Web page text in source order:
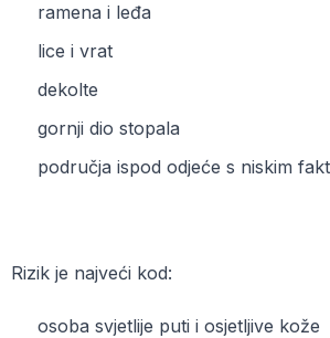
ramena i leđa
lice i vrat
dekolte
gornji dio stopala
područja ispod odjeće s niskim
Rizik je najveći kod:
osoba svjetlije puti i osjetljive kože